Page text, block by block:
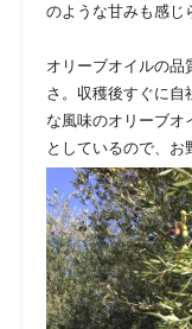
のような甘みも感じ
オリーブオイルの品
さ。収穫後すぐに自
な風味のオリーブオ
としているので、お